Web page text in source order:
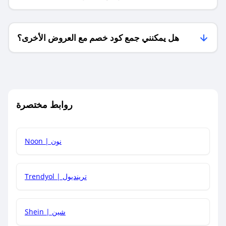
فقط؟
هل يمكنني جمع كود خصم مع العروض الأخرى؟
كم مدة صلاحية كود الخصم؟
روابط مختصرة
Noon | نون
Trendyol | ترينديول
Shein | شين